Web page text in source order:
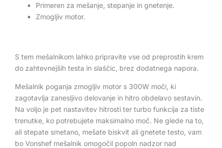
Primeren za mešanje, stepanje in gnetenje.
Zmogljiv motor.
S tem mešalnikom lahko pripravite vse od preprostih krem
do zahtevnejših testa in slaščic, brez dodatnega napora.
Mešalnik poganja zmogljiv motor s 300W moči, ki
zagotavlja zanesljivo delovanje in hitro obdelavo sestavin.
Na voljo je pet nastavitev hitrosti ter turbo funkcija za tiste
trenutke, ko potrebujete maksimalno moč. Ne glede na to,
ali stepate smetano, mešate biskvit ali gnetete testo, vam
bo Vonshef mešalnik omogočil popoln nadzor nad